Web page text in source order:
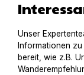
Unser
Informationen
bereit, wie z.B.